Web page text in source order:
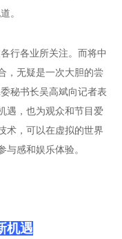
。
行各业所关注。而将中
，无疑是一次大胆的尝
秘书长吴高斌向记者表
遇，也为观众和节目爱
术，可以在虚拟的世界
感和娱乐体验。
机遇